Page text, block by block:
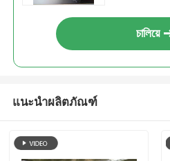
চালিয়ে
แนะนำผลิตภัณฑ์